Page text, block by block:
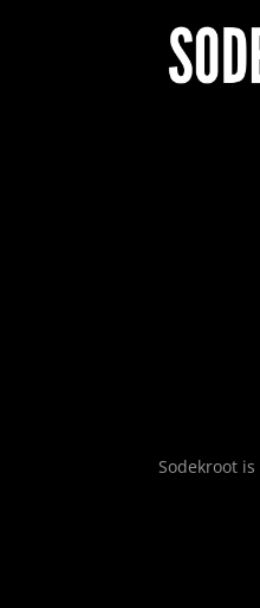
Sodekroot is